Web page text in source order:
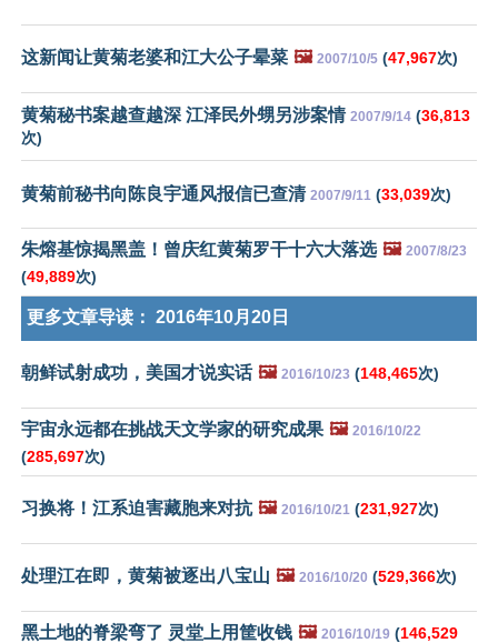
这新闻让黄菊老婆和江大公子晕菜 🖼️ 2007/10/5 (47,967次)
黄菊秘书案越查越深 江泽民外甥另涉案情 2007/9/14 (36,813
次)
黄菊前秘书向陈良宇通风报信已查清 2007/9/11 (33,039次)
朱熔基惊揭黑盖！曾庆红黄菊罗干十六大落选 🖼️ 2007/8/23
(49,889次)
更多文章导读： 2016年10月20日
朝鲜试射成功，美国才说实话 🖼️ 2016/10/23 (148,465次)
宇宙永远都在挑战天文学家的研究成果 🖼️ 2016/10/22
(285,697次)
习换将！江系迫害藏胞来对抗 🖼️ 2016/10/21 (231,927次)
处理江在即，黄菊被逐出八宝山 🖼️ 2016/10/20 (529,366次)
黑土地的脊梁弯了 灵堂上用筐收钱 🖼️ 2016/10/19 (146,529